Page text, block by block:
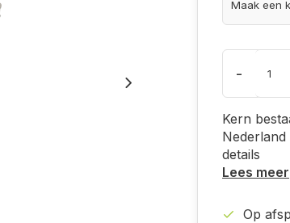
-
Kern
details
Lees meer
Op